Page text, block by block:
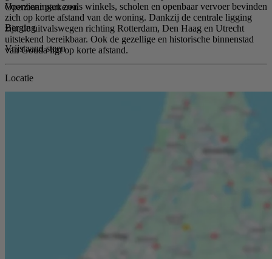
Voorzieningen zoals winkels, scholen en openbaar vervoer bevinden
zich op korte afstand van de woning. Dankzij de centrale ligging
zijn de uitvalswegen richting Rotterdam, Den Haag en Utrecht
uitstekend bereikbaar. Ook de gezellige en historische binnenstad
van Gouda ligt op korte afstand.
Openbaar parkeren
Berging
Vrijstaand steen
Locatie